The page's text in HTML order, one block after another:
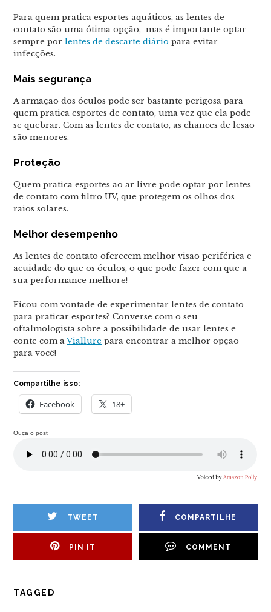
Para quem pratica esportes aquáticos, as lentes de
contato são uma ótima opção, mas é importante optar
sempre porlentes de descarte diário para evitar
infecções.
Mais segurança
A armação dos óculos pode ser bastante perigosa para
quem pratica esportes de contato, uma vez que ela pode
se quebrar. Com as lentes de contato, as chances de lesão
são menores.
Proteção
Quem pratica esportes ao ar livre pode optar por lentes
de contato com filtro UV, que protegem os olhos dos
raios solares.
Melhor desempenho
As lentes de contato oferecem melhor visão periférica e
acuidade do que os óculos, o que pode fazer com que a
sua performance melhore!
Ficou com vontade de experimentar lentes de contato
para praticar esportes? Converse com o seu
oftalmologista sobre a possibilidade de usar lentes e
conte com aViallure para encontrar a melhor opção
para você!
Compartilhe isso:
Facebook 18+
Ouça o post
TWEET COMPARTILHE
PIN IT COMMENT
TAGGED